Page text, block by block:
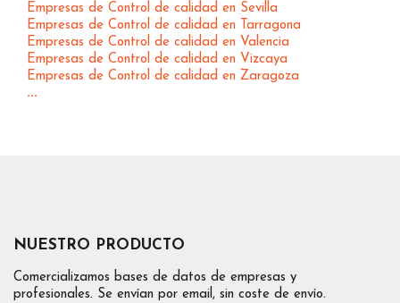
Empresas de Control de calidad en Sevilla
Empresas de Control de calidad en Tarragona
Empresas de Control de calidad en Valencia
Empresas de Control de calidad en Vizcaya
Empresas de Control de calidad en Zaragoza
...
NUESTRO PRODUCTO
Comercializamos bases de datos de empresas y
profesionales. Se envían por email, sin coste de envío.